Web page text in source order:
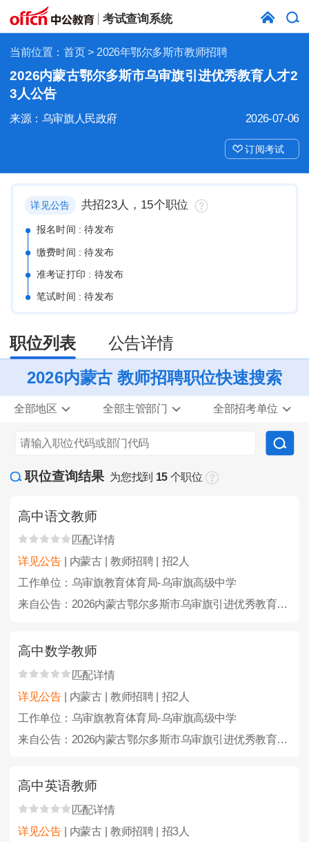
考试查询系统
当前位置： 首页> 2026年鄂尔多斯市教师招聘
2026内蒙古鄂尔多斯市乌审旗引进优秀教育人才2
3人公告
2026-07-06
来源：乌审旗人民政府
订阅考试
详见公告 共招23人，15个职位
报名时间 : 待发布
缴费时间 : 待发布
准考证打印 : 待发布
笔试时间 : 待发布
职位列表 公告详情
2026内蒙古 教师招聘职位快速搜索
全部地区 全部主管部门 全部招考单位
职位查询结果 为您找到 15个职位
高中语文教师
匹配详情
详见公告
| 内蒙古 | 教师招聘 | 招2人
工作单位：乌审旗教育体育局-乌审旗高级中学
来自公告：2026内蒙古鄂尔多斯市乌审旗引进优秀教育人才23人公告
高中数学教师
匹配详情
详见公告
| 内蒙古 | 教师招聘 | 招2人
工作单位：乌审旗教育体育局-乌审旗高级中学
来自公告：2026内蒙古鄂尔多斯市乌审旗引进优秀教育人才23人公告
高中英语教师
匹配详情
详见公告
| 内蒙古 | 教师招聘 | 招3人